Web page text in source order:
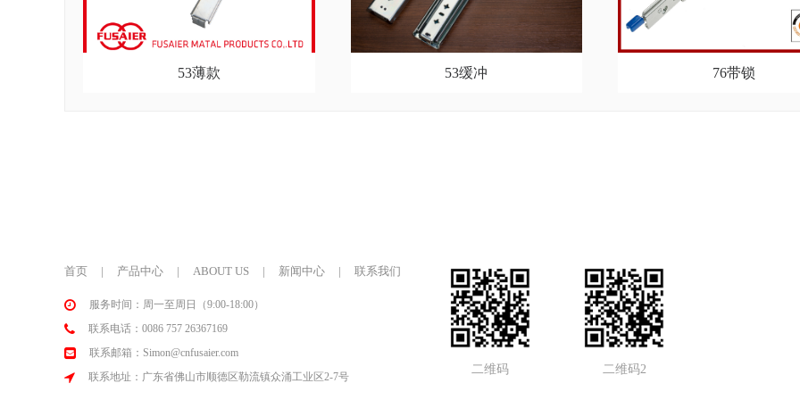
53薄款 53缓冲 76带锁
首页 | 产品中心 | ABOUT US | 新闻中心 | 联系我们
服务时间：周一至周日（9:00-18:00）
联系电话：0086 757 26367169
联系邮箱：Simon@cnfusaier.com
联系地址：广东省佛山市顺德区勒流镇众涌工业区2-7号
二维码 二维码2